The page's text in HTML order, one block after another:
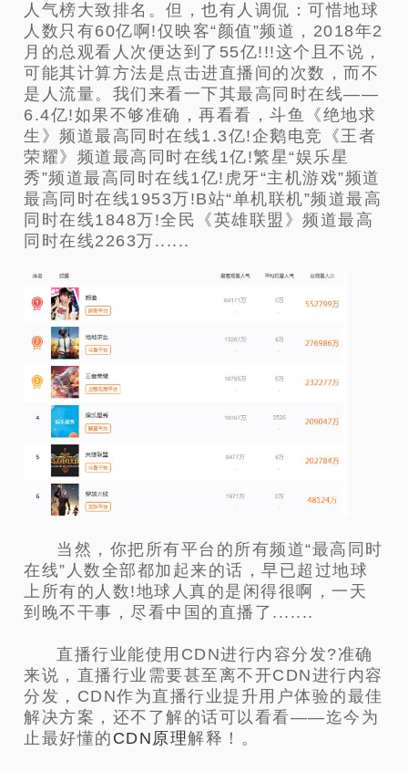
人气榜大致排名。但，也有人调侃：可惜地球
人数只有60亿啊!仅映客“颜值”频道，2018年2
月的总观看人次便达到了55亿!!!这个且不说，
可能其计算方法是点击进直播间的次数，而不
是人流量。我们来看一下其最高同时在线——
6.4亿!如果不够准确，再看看，斗鱼《绝地求
生》频道最高同时在线1.3亿!企鹅电竞《王者
荣耀》频道最高同时在线1亿!繁星“娱乐星
秀”频道最高同时在线1亿!虎牙“主机游戏”频道
最高同时在线1953万!B站“单机联机”频道最高
同时在线1848万!全民《英雄联盟》频道最高
同时在线2263万......
当然，你把所有平台的所有频道“最高同时
在线”人数全部都加起来的话，早已超过地球
上所有的人数!地球人真的是闲得很啊，一天
到晚不干事，尽看中国的直播了.......
直播行业能使用CDN进行内容分发?准确
来说，直播行业需要甚至离不开CDN进行内容
分发，CDN作为直播行业提升用户体验的最佳
解决方案，还不了解的话可以看看——迄今为
止最好懂的 CDN原理解释！。